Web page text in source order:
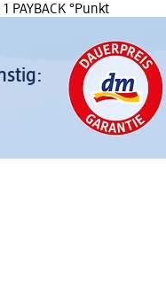
PAYBACK °Punkt